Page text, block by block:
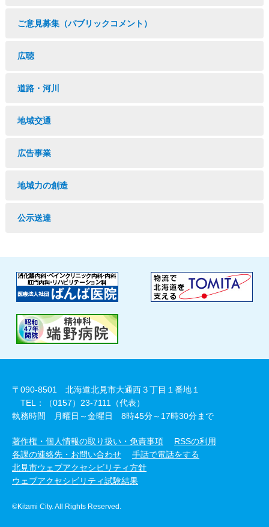
ご意見募集（パブリックコメント）
広聴
道路・河川
地域交通
広告事業
地域力の創造
公示送達
〒090-8501 北海道北見市大通西３丁目１番地１
TEL：（0157）23-7111（代表）
執務時間 月曜日～金曜日 8時45分～17時30分まで
著作権・個人情報の取り扱い・免責事項
RSSの利用
各課の連絡先・お問い合わせ
手話で電話をする
北見市ウェブアクセシビリティ方針
ウェブアクセシビリティ試験結果
©Kitami City. All Rights Reserved.